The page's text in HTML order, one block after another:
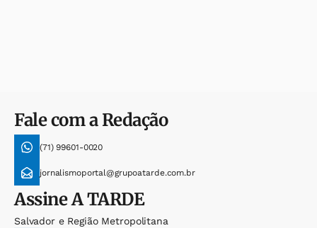
Fale com a Redação
(71) 99601-0020
jornalismoportal@grupoatarde.com.br
AssineA TARDE
Salvador e Região Metropolitana